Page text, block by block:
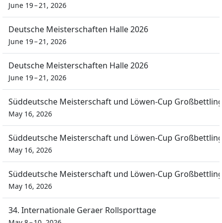
June 19 – 21, 2026
Deutsche Meisterschaften Halle 2026
June 19 – 21, 2026
Deutsche Meisterschaften Halle 2026
June 19 – 21, 2026
Süddeutsche Meisterschaft und Löwen-Cup
May 16, 2026
Süddeutsche Meisterschaft und Löwen-Cup
May 16, 2026
Süddeutsche Meisterschaft und Löwen-Cup
May 16, 2026
34. Internationale Geraer Rollsporttage